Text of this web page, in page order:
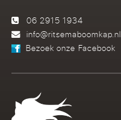
06 2915 1934
info@ritsemaboomkap.nl
Bezoek onze Facebook